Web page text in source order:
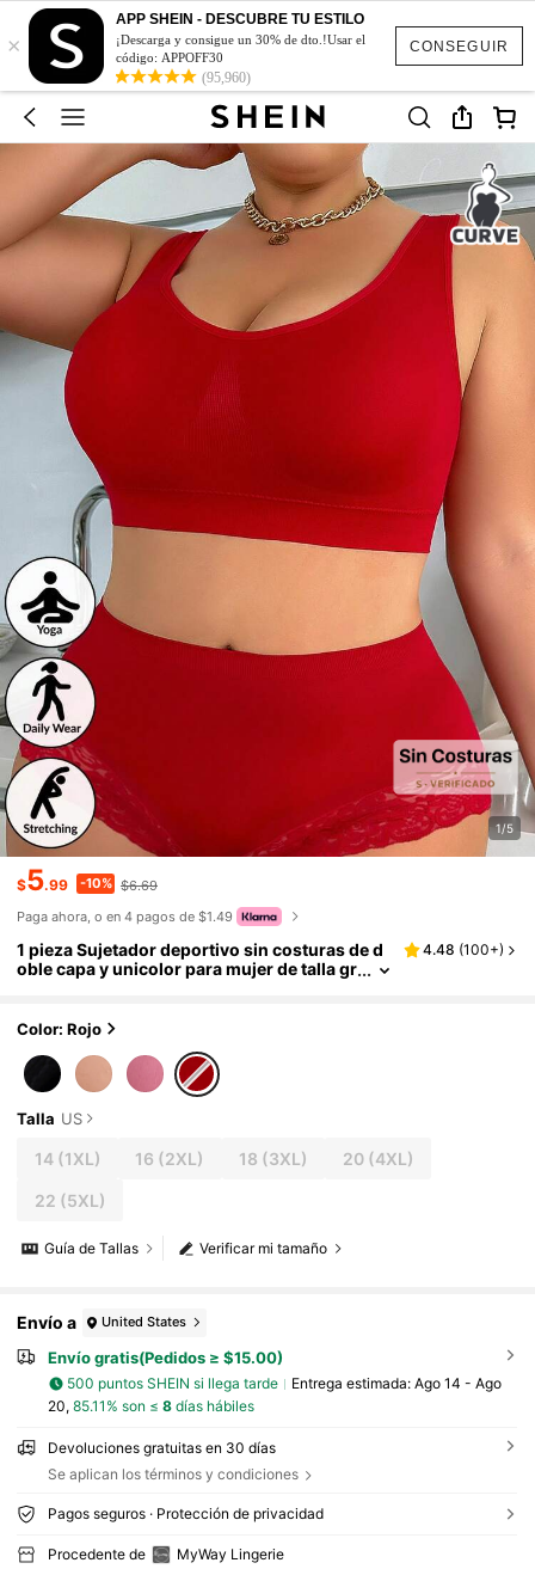
CONSEGUIR
×
APP SHEIN - DESCUBRE TU ESTILO
¡Descarga y consigue un 30% de dto.!Usar el
código: APPOFF30
(95,960)
1/5
$5.99 -10% $6.69
Paga ahora, o en 4 pagos de $1.49
1 pieza Sujetador deportivo sin costuras de d
oble capa y unicolor para mujer de talla gr
4.48 (100+)
Color: Rojo
Talla US
14(1XL) 16 (2XL) 18 (3XL) 20(4XL)
22 (5XL)
Verificar mi tamaño
Guía de Tallas
Envío a United States
Envío gratis(Pedidos ≥ $15.00)
500 puntos SHEIN si llega tarde Entrega estimada: Ago 14 - Ago
20, 85.11% son ≤ 8días hábiles
Devoluciones gratuitas en 30 días
Se aplican los términos y condiciones
Pagos seguros · Protección de privacidad
Procedente de
MyWay Lingerie